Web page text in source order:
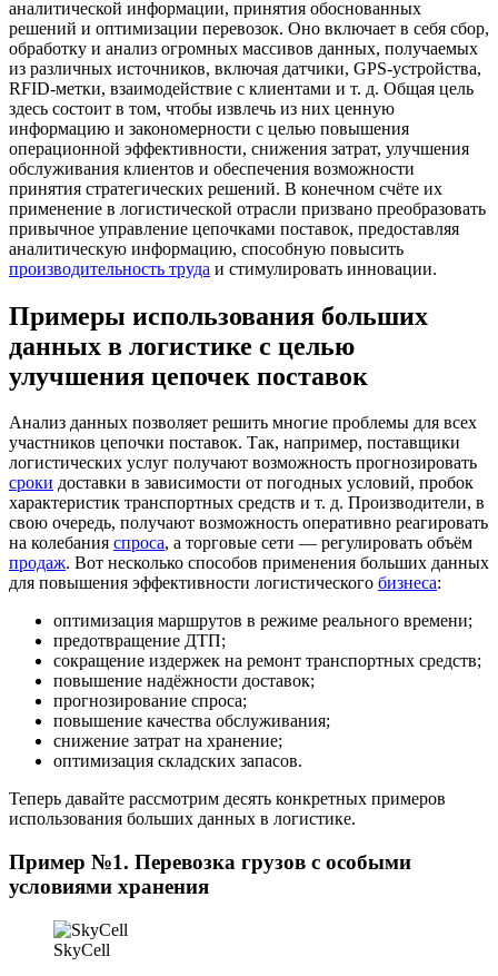
аналитической информации, принятия обоснованных
решений и оптимизации перевозок. Оно включает в себя сбор,
обработку и анализ огромных массивов данных, получаемых
из различных источников, включая датчики, GPS-устройства,
RFID-метки, взаимодействие с клиентами и т. д. Общая цель
здесь состоит в том, чтобы извлечь из них ценную
информацию и закономерности с целью повышения
операционной эффективности, снижения затрат, улучшения
обслуживания клиентов и обеспечения возможности
принятия стратегических решений. В конечном счёте их
применение в логистической отрасли призвано преобразовать
привычное управление цепочками поставок, предоставляя
аналитическую информацию, способную повысить
производительность труда и стимулировать инновации.
Примеры использования больших
данных в логистике с целью
улучшения цепочек поставок
Анализ данных позволяет решить многие проблемы для всех
участников цепочки поставок. Так, например, поставщики
логистических услуг получают возможность прогнозировать
сроки доставки в зависимости от погодных условий, пробок
характеристик транспортных средств и т. д. Производители, в
свою очередь, получают возможность оперативно реагировать
на колебания спроса, а торговые сети — регулировать объём
продаж. Вот несколько способов применения больших данных
для повышения эффективности логистического бизнеса:
оптимизация маршрутов в режиме реального времени;
предотвращение ДТП;
сокращение издержек на ремонт транспортных средств;
повышение надёжности доставок;
прогнозирование спроса;
повышение качества обслуживания;
снижение затрат на хранение;
оптимизация складских запасов.
Теперь давайте рассмотрим десять конкретных примеров
использования больших данных в логистике.
Пример №1. Перевозка грузов с особыми
условиями хранения
SkyCell